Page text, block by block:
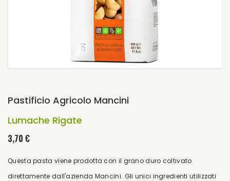
Pastificio Agricolo Mancini
Lumache Rigate
3,70 €
Questa pasta viene prodotta con il grano duro coltivato
direttamente dall'azienda Mancini. Gli unici ingredienti utilizzati